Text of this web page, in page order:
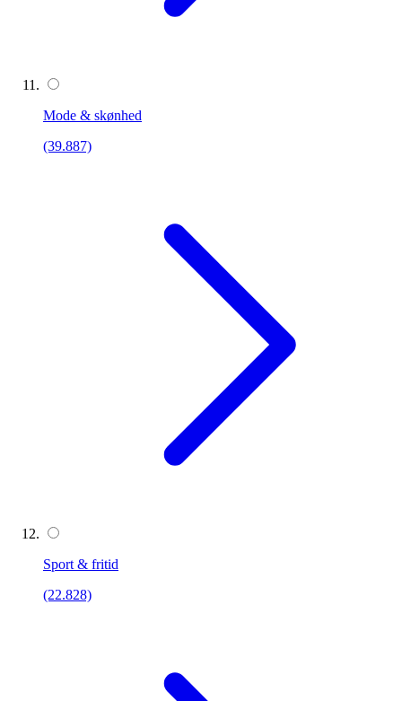
Mode & skønhed
(39.887)
Sport & fritid
(22.828)